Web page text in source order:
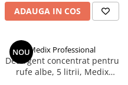
ADAUGA IN COS
NOUMedix Professional
Detergent concentrat pentru
rufe albe, 5 litrii, Medix